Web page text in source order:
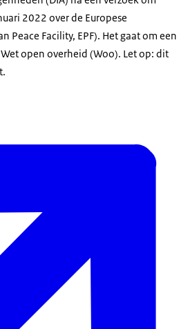
2022 over de Europese
Peace Facility, EPF). Het gaat om een
open overheid (Woo). Let op: dit